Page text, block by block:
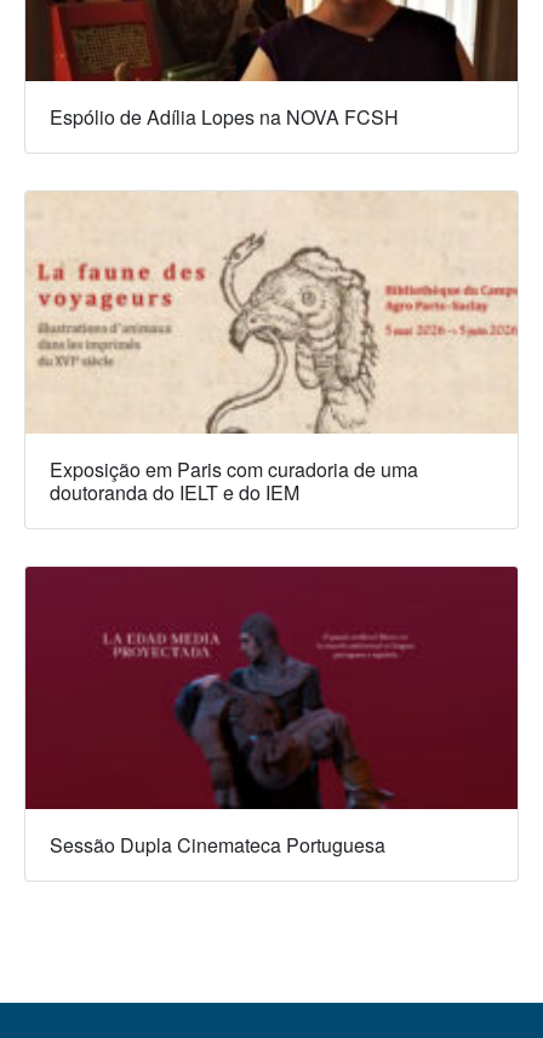
Espólio de Adília Lopes na NOVA FCSH
Exposição em Paris com curadoria de uma
doutoranda do IELT e do IEM
Sessão Dupla Cinemateca Portuguesa